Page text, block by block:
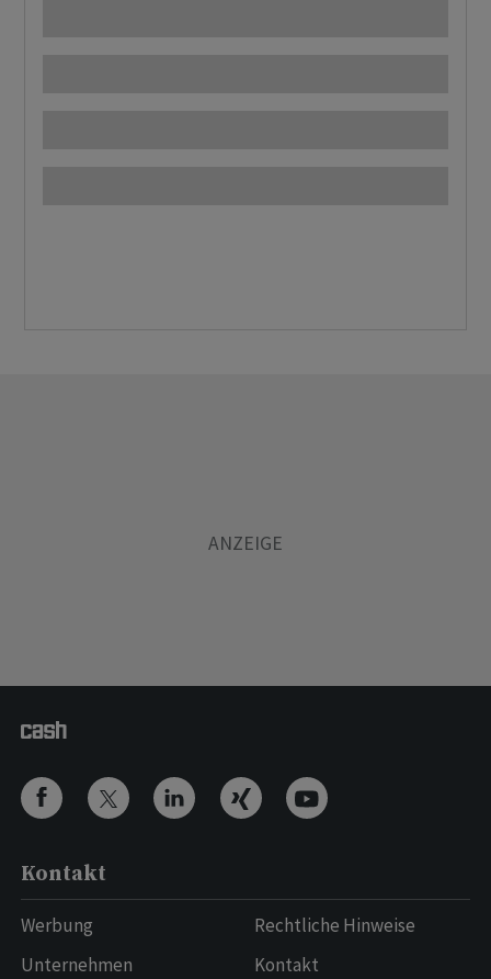
Kontakt
Werbung
Unternehmen
Rechtliche Hinweise
Kontakt